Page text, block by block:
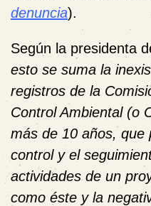
denuncia).
Según la presidenta
esto se suma la
registros de la
Control Ambiental (o
más de 10 años, que
control y el
actividades de un
como éste y la